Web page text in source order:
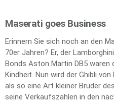
Maserati goes Business
Erinnern Sie sich noch an den
70er Jahren? Er, der
Bonds Aston Martin DB5
Kindheit. Nun wird der Ghibli
als so eine Art kleiner Bruder
seine Verkaufszahlen in den